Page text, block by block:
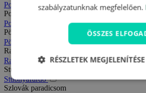
Podhajska
Pozsony
Pozsony
Pöstyén
Pöstyén
Rajecfürdő
Rajecfürdő
Stubnyafürdő
Stubnyafürdő
Szlovák paradicsom
szabályzatunknak megfelelően.
ÖSSZES
RÉSZLETEK MEGJELENÍTÉSE